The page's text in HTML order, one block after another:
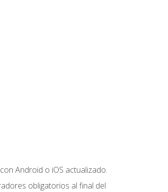
Android o iOS actualizado.
obligatorios al final del